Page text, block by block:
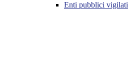
Enti pubblici vigilati